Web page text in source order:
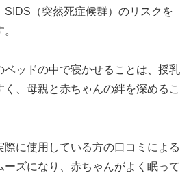
SIDS（突然死症候群）のリスクを
ベッドの中で寝かせることは、授乳
、母親と赤ちゃんの絆を深めるこ
に使用している方の口コミによる
ーズになり、赤ちゃんがよく眠って